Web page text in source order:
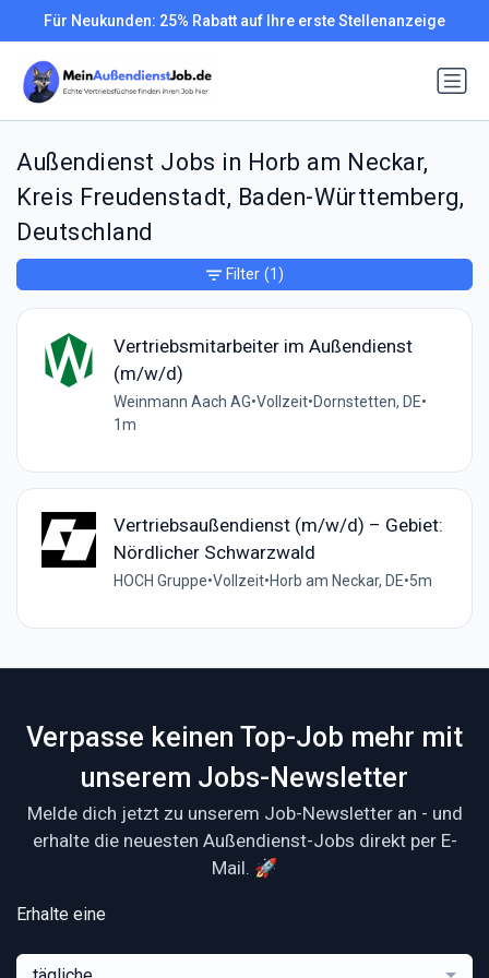
Für Neukunden: 25% Rabatt auf Ihre erste Stellenanzeige
Außendienst Jobs in Horb am Neckar,
Kreis Freudenstadt, Baden-Württemberg,
Deutschland
Vertriebsmitarbeiter im Außendienst
(m/w/d)
Weinmann Aach AG•Vollzeit•Dornstetten, DE•
1m
Vertriebsaußendienst (m/w/d) – Gebiet:
Nördlicher Schwarzwald
HOCH Gruppe•Vollzeit•Horb am Neckar, DE•5m
Filter (1)
Verpasse keinen Top-Job mehr mit
unserem Jobs-Newsletter
Melde dich jetzt zu unserem Job-Newsletter an - und
erhalte die neuesten Außendienst-Jobs direkt per E-
Mail. 🚀
Erhalte eine